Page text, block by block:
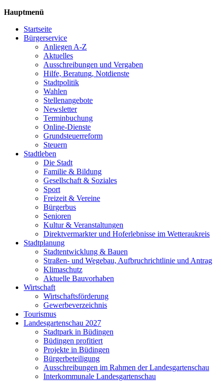
Hauptmenü
Startseite
Bürgerservice
Anliegen A-Z
Aktuelles
Ausschreibungen und Vergaben
Hilfe, Beratung, Notdienste
Stadtpolitik
Wahlen
Stellenangebote
Newsletter
Terminbuchung
Online-Dienste
Grundsteuerreform
Steuern
Stadtleben
Die Stadt
Familie & Bildung
Gesellschaft & Soziales
Sport
Freizeit & Vereine
Bürgerbus
Senioren
Kultur & Veranstaltungen
Direktvermarkter und Hoferlebnisse im Wetteraukreis
Stadtplanung
Stadtentwicklung & Bauen
Straßen- und Wegebau, Aufbruchrichtlinie und Antrag
Klimaschutz
Aktuelle Bauvorhaben
Wirtschaft
Wirtschaftsförderung
Gewerbeverzeichnis
Tourismus
Landesgartenschau 2027
Stadtpark in Büdingen
Büdingen profitiert
Projekte in Büdingen
Bürgerbeteiligung
Ausschreibungen im Rahmen der Landesgartenschau
Interkommunale Landesgartenschau